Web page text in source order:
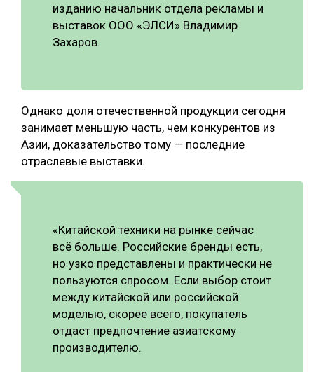
изданию начальник отдела рекламы и
выставок ООО «ЭЛСИ» Владимир
Захаров.
Однако доля отечественной продукции сегодня
занимает меньшую часть, чем конкурентов из
Азии, доказательство тому — последние
отраслевые выставки.
«Китайской техники на рынке сейчас
всё больше. Российские бренды есть,
но узко представлены и практически не
пользуются спросом. Если выбор стоит
между китайской или российской
моделью, скорее всего, покупатель
отдаст предпочтение азиатскому
производителю.